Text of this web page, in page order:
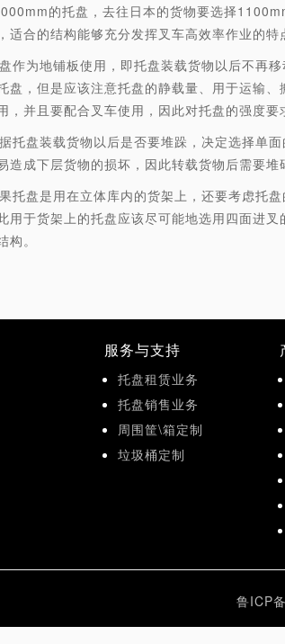
的托盘，去往日本的货物要选择
适合的结构能够充分发挥叉车高效率作业的特
为地铺板使用，即托盘装载货物以后不再移
盘，但是应该注意托盘的静载量、用于运输
，并且要配合叉车使用，因此对托盘的强度要
盘装载货物以后是否要堆跺，决定选择单面
造成下层货物的损坏，因此转载货物后需要堆
盘是用在立体库内的货架上，还要考虑托盘
用于货架上的托盘应该尽可能地选用四面进
。
服务与支持
托盘租赁业务
托盘销售业务
周围筐\箱定制
垃圾桶定制
鲁ICP